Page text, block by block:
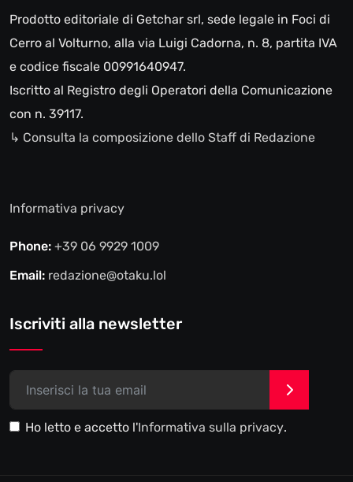
Prodotto editoriale di Getchar srl, sede legale in Foci di
Cerro al Volturno, alla via Luigi Cadorna, n. 8, partita IVA
e codice fiscale 00991640947.
Iscritto al Registro degli Operatori della Comunicazione
con n. 39117.
↳ Consulta la composizione dello Staff di Redazione
Informativa privacy
Phone: +39 06 9929 1009
Email: redazione@otaku.lol
Iscriviti alla newsletter
Ho letto e accetto l'Informativa sulla privacy.
>